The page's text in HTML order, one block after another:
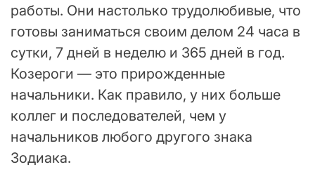
работы. Они настолько трудолюбивые, что
готовы заниматься своим делом 24 часа в
сутки, 7 дней в неделю и 365 дней в год.
Козероги — это прирожденные
начальники. Как правило, у них больше
коллег и последователей, чем у
начальников любого другого знака
Зодиака.